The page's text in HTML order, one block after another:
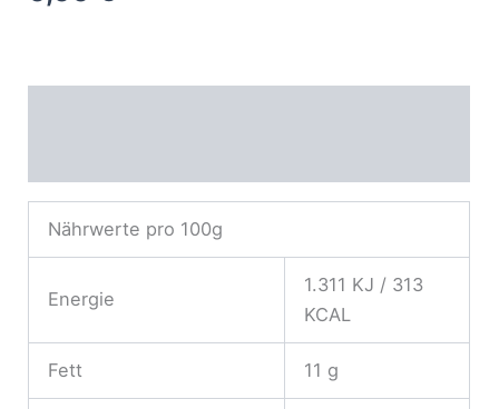
Nährwerte pro 100g
Energie
1.311 KJ / 313
KCAL
Fett 11 g